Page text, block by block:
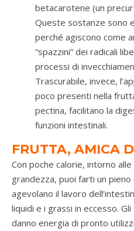
betacarotene (un
Queste sostanze sono
perché agiscono come
“spazzini” dei radicali
processi di
Trascurabile, invece,
poco presenti nella
pectina, facilitano la
funzioni intestinali.
FRUTTA, AMICA
Con poche calorie, intorno
grandezza, puoi farti un
agevolano il lavoro
liquidi e i grassi in eccesso.
danno energia di pronto